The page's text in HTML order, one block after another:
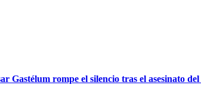
Gastélum rompe el silencio tras el asesinato